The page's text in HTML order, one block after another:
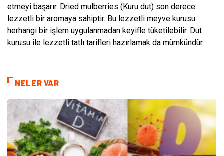
etmeyi başarır. Dried mulberries (Kuru dut) son derece
lezzetli bir aromaya sahiptir. Bu lezzetli meyve kurusu
herhangi bir işlem uygulanmadan keyifle tüketilebilir. Dut
kurusu ile lezzetli tatlı tarifleri hazırlamak da mümkündür.
NELER VAR